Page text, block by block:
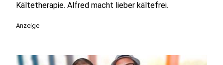
Kältetherapie. Alfred macht lieber kältefrei.
Anzeige